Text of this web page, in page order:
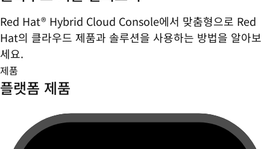
Red Hat® Hybrid Cloud Console에서 맞춤형으로 Red
Hat의 클라우드 제품과 솔루션을 사용하는 방법을 알아보
세요.
제품
플랫폼 제품